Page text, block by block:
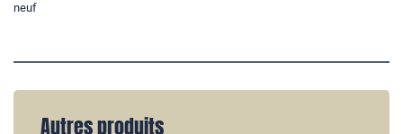
neuf
Autres produits